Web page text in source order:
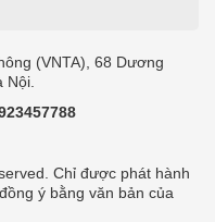
(VNTA), 68 Dương
Nội.
Chỉ được phát hành
ý bằng văn bản của